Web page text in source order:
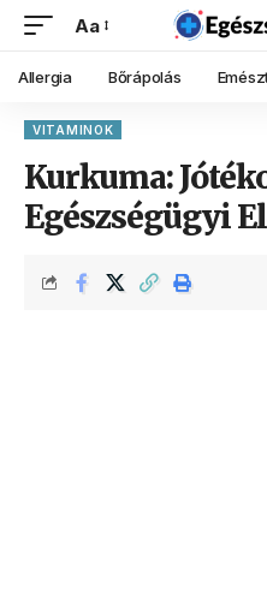
Aa
Allergia Bőrápolás
VITAMINOK
Kurkuma:
Egészségügyi